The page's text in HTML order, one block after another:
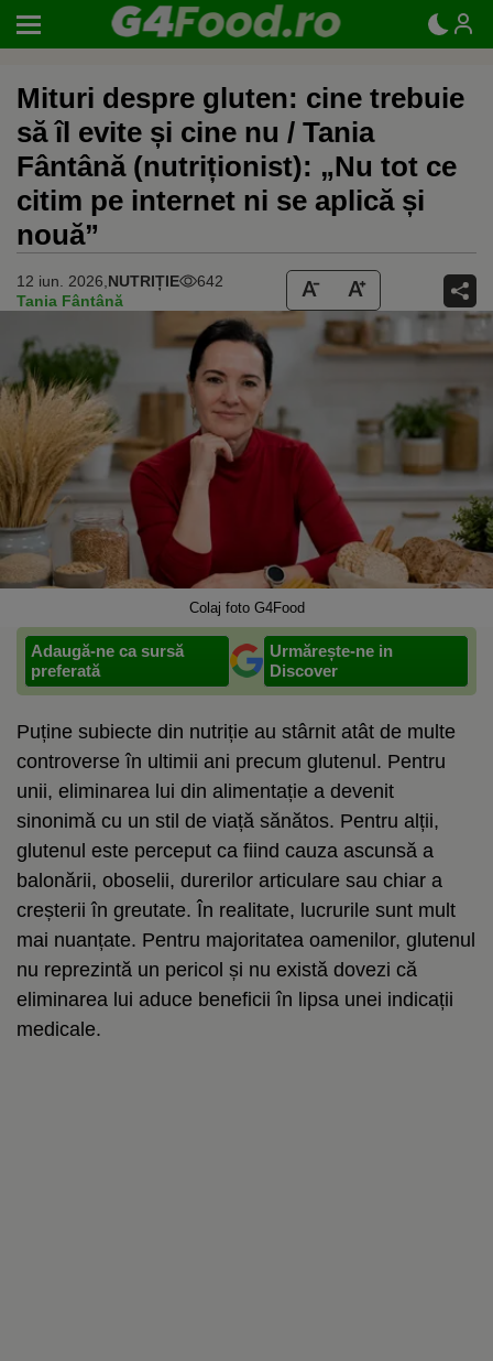
Mituri despre gluten: cine trebuie
să îl evite și cine nu / Tania
Fântână (nutriționist): „Nu tot ce
citim pe internet ni se aplică și
nouă”
12 iun. 2026, NUTRIȚIE
642
Tania Fântână
Colaj foto G4Food
Adaugă-ne ca sursă
preferată
Urmărește-ne in
Discover
Puține subiecte din nutriție au stârnit atât de multe
controverse în ultimii ani precum glutenul. Pentru
unii, eliminarea lui din alimentație a devenit
sinonimă cu un stil de viață sănătos. Pentru alții,
glutenul este perceput ca fiind cauza ascunsă a
balonării, oboselii, durerilor articulare sau chiar a
creșterii în greutate. În realitate, lucrurile sunt mult
mai nuanțate. Pentru majoritatea oamenilor, glutenul
nu reprezintă un pericol și nu există dovezi că
eliminarea lui aduce beneficii în lipsa unei indicații
medicale.